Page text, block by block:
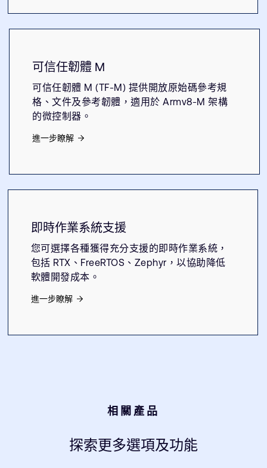
可信任韌體 M
可信任韌體 M (TF-M) 提供開放原始碼參考規
格、文件及參考韌體，適用於 Armv8-M 架構
的微控制器。
進一步瞭解
即時作業系統支援
您可選擇各種獲得充分支援的即時作業系統，
包括 RTX、FreeRTOS、Zephyr，以協助降低
軟體開發成本。
進一步瞭解
相關產品
探索更多選項及功能